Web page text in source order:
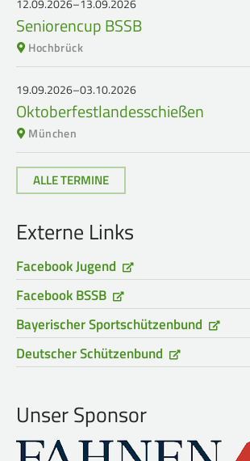
12.09.2026–13.09.2026
Seniorencup BSSB
Hochbrück
19.09.2026–03.10.2026
Oktoberfestlandesschießen
München
ALLE TERMINE
Externe Links
Facebook Jugend
Facebook BSSB
Bayerischer Sportschützenbund
Deutscher Schützenbund
Unser Sponsor